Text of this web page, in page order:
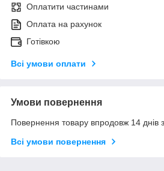
Оплатити частинами
Оплата на рахунок
Готівкою
Всі умови оплати
Умови повернення
Повернення товару впродовж 14 днів
Всі умови повернення